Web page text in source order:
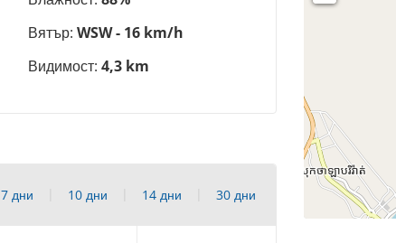
Вятър: WSW - 16 km/h
Видимост: 4,3 km
7 дни 10 дни 14 дни 30 дни